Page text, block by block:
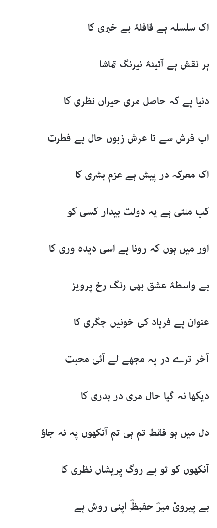
اک سلسلہ ہے قافلۂ بے خبری کا
ہر نقش ہے آئینۂ نیرنگ تماشا
دنیا ہے کہ حاصل مری حیراں نظری کا
اب فرش سے تا عرش زبوں حال ہے فطرت
اک معرکہ در پیش ہے عزم بشری کا
کب ملتی ہے یہ دولت بیدار کسی کو
اور میں ہوں کہ رونا ہے اسی دیدہ وری کا
بے واسطۂ عشق بھی رنگ رخ پرویز
عنوان ہے فرہاد کی خونیں جگری کا
آخر ترے در پہ مجھے لے آئی محبت
دیکھا نہ گیا حال مری در بدری کا
دل میں ہو فقط تم ہی تم آنکھوں پہ نہ جاؤ
آنکھوں کو تو ہے روگ پریشاں نظری کا
بے پیرویٔ میرؔ حفیظؔ اپنی روش ہے